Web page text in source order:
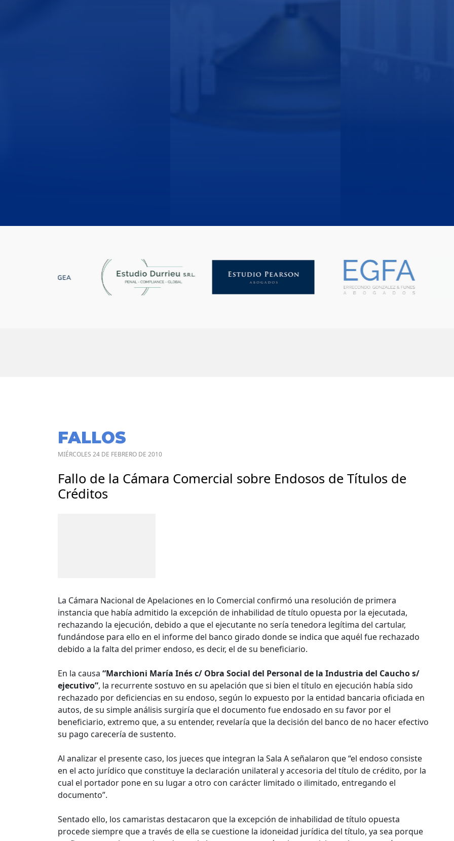
FALLOS
MIÉRCOLES 24 DE FEBRERO DE 2010
Fallo de la Cámara Comercial sobre Endosos de Títulos de
Créditos
La Cámara Nacional de Apelaciones en lo Comercial confirmó una resolución de primera
instancia que había admitido la excepción de inhabilidad de título opuesta por la ejecutada,
rechazando la ejecución, debido a que el ejecutante no sería tenedora legítima del cartular,
fundándose para ello en el informe del banco girado donde se indica que aquél fue rechazado
debido a la falta del primer endoso, es decir, el de su beneficiario.
En la causa “Marchioni María Inés c/ Obra Social del Personal de la Industria del Caucho s/
ejecutivo”, la recurrente sostuvo en su apelación que si bien el título en ejecución había sido
rechazado por deficiencias en su endoso, según lo expuesto por la entidad bancaria oficiada en
autos, de su simple análisis surgiría que el documento fue endosado en su favor por el
beneficiario, extremo que, a su entender, revelaría que la decisión del banco de no hacer efectivo
su pago carecería de sustento.
Al analizar el presente caso, los jueces que integran la Sala A señalaron que “el endoso consiste
en el acto jurídico que constituye la declaración unilateral y accesoria del título de crédito, por la
cual el portador pone en su lugar a otro con carácter limitado o ilimitado, entregando el
documento”.
Sentado ello, los camaristas destacaron que la excepción de inhabilidad de título opuesta
procede siempre que a través de ella se cuestione la idoneidad jurídica del título, ya sea porque